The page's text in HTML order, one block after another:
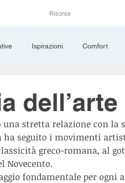
Risorse
Ispirazioni Comfort
stretta relazione con la
seguito i movimenti
greco-romana, al
fondamentale per ogni